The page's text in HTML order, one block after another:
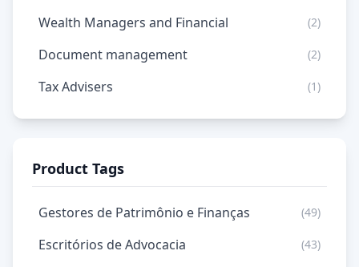
Wealth Managers and Financial (2)
Document management (2)
Tax Advisers (1)
Product Tags
Gestores de Patrimônio e Finanças (49)
Escritórios de Advocacia (43)